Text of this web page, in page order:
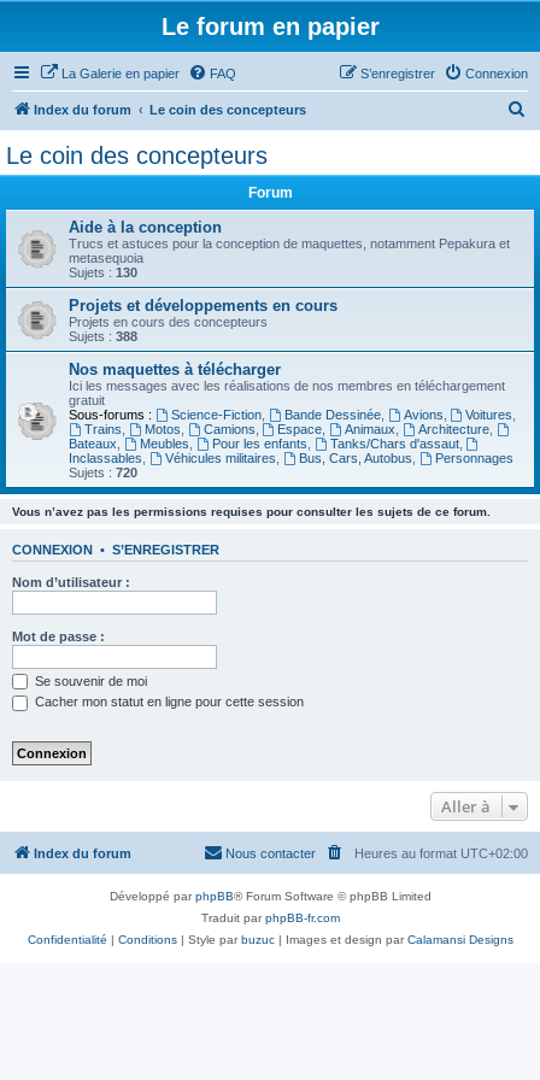
Le forum en papier
La Galerie en papier FAQ Connexion
S’enregistrer
Index du forum Le coin des concepteurs
Le coin des concepteurs
Forum
Aide à la conception
Trucs et astuces pour la conception de maquettes, notamment Pepakura et
metasequoia
Sujets : 130
Projets et développements en cours
Projets en cours des concepteurs
Sujets : 388
Nos maquettes à télécharger
Ici les messages avec les réalisations de nos membres en téléchargement
gratuit
Sous-forums :
Science-Fiction, Bande Dessinée, Avions Voitures
Trains
Motos Camions Espace Animaux Architecture
Bateaux
Meubles Pour les enfants Tanks/Chars d'assaut,
Inclassables
Véhicules militaires Bus, Cars, Autobus
Personnages
Sujets : 720
Vous n’avez pas les permissions requises pour consulter les sujets de ce forum.
CONNEXION • S’ENREGISTRER
Nom d’utilisateur :
Mot de passe :
Se souvenir de moi
Cacher mon statut en ligne pour cette session
Aller à
Index du forum Heures au format UTC+02:00
Nous contacter
Développé parphpBB® Forum Software © phpBB Limited
Traduit parphpBB-fr.com
Confidentialité | Conditions| Style parbuzuc| Images et design parCalamansi Designs